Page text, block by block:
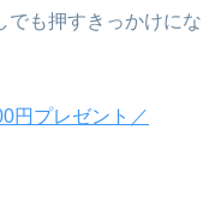
でも押すきっかけにな
円プレゼント／